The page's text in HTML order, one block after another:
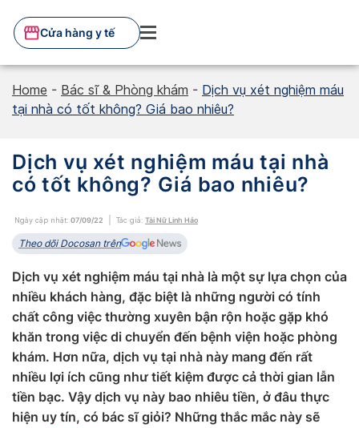
content
Cửa hàng y tế
Home - Bác sĩ & Phòng khám - Dịch vụ xét nghiệm máu
tại nhà có tốt không? Giá bao nhiêu?
Dịch vụ xét nghiệm máu tại nhà
có tốt không? Giá bao nhiêu?
Ngày cập nhật: 07/09/22 Tác giả: Tài Nữ Linh Hảo
Theo dõi Docosan trên
Dịch vụ xét nghiệm máu tại nhà là một sự lựa chọn của
nhiều khách hàng, đặc biệt là những người có tính
chất công việc thường xuyên bận rộn hoặc gặp khó
khăn trong việc di chuyển đến bệnh viện hoặc phòng
khám. Hơn nữa, dịch vụ tại nhà này mang đến rất
nhiều lợi ích cũng như tiết kiệm được cả thời gian lẫn
tiền bạc. Vậy dịch vụ này bao nhiêu tiền, ở đâu thực
hiện uy tín, có bác sĩ giỏi? Những thắc mắc này sẽ